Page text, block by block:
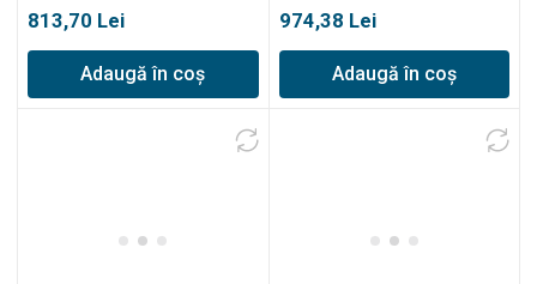
813,70 Lei
Adaugă în coș
974,38 Lei
Adaugă în coș